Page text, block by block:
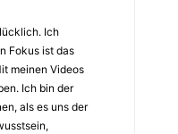
Ich
Fokus ist das
meinen Videos
Ich bin der
als es uns der